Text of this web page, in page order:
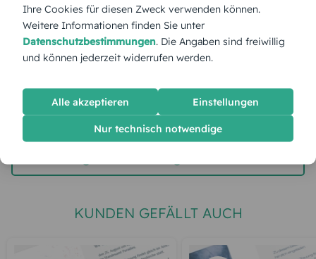
Gesamtpreis: 65,00 €
jetzt gestalten
KUNDEN GEFÄLLT AUCH
Ihre Cookies für diesen Zweck verwenden können.
Weitere Informationen finden Sie unter
Datenschutzbestimmungen. Die Angaben sind freiwillig
und können jederzeit widerrufen werden.
Alle akzeptieren Einstellungen
Nur technisch notwendige